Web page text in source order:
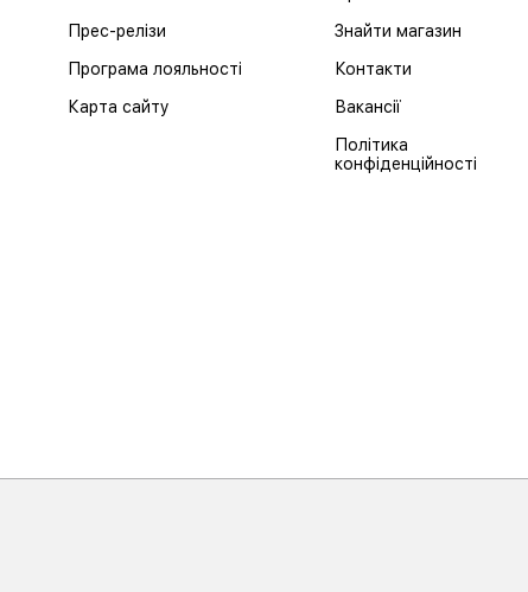
Прес-релізи
Програма лояльності
Карта сайту
Знайти магазин
Контакти
Вакансії
Політика
конфіденційності